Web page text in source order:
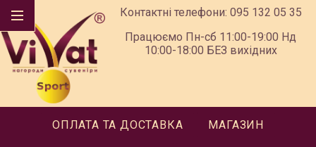
Контактні телефони: 095 132 05 35
Працюємо Пн-сб 11:00-19:00 Нд
10:00-18:00 БЕЗ вихідних
ОПЛАТА ТА ДОСТАВКА МАГАЗИН